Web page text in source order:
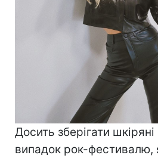
Досить зберігати
випадок рок-фестивалю,